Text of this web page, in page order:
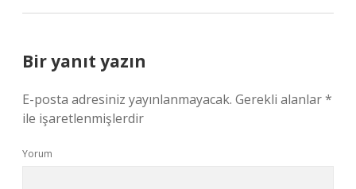
Bir yanıt yazın
E-posta adresiniz yayınlanmayacak. Gerekli alanlar*
ile işaretlenmişlerdir
Yorum